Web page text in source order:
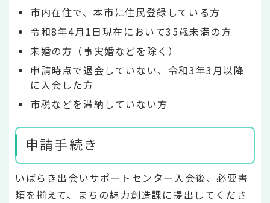
市内在住で、本市に住民登録している方
令和8年4月1日現在において35歳未満の方
未婚の方（事実婚などを除く）
申請時点で退会していない、令和3年3月以降
に入会した方
市税などを滞納していない方
申請手続き
いばらき出会いサポートセンター入会後、必要書
類を揃えて、まちの魅力創造課に提出してくださ